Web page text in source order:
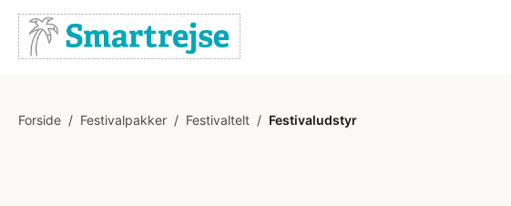
Forside / Festivalpakker / Festivaltelt / Festivaludstyr